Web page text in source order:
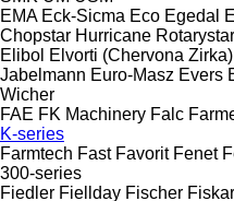
EMA Eck-Sicma Eco Egedal
Chopstar Hurricane Rotarystar
Elibol Elvorti (Chervona Zirka)
Jabelmann Euro-Masz Evers
Wicher
FAE FK Machinery Falc
K-series
Farmtech Fast Favorit Fenet
300-series
Fiedler Fiellday Fischer